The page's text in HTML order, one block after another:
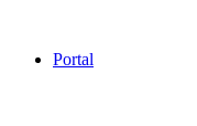
Portal